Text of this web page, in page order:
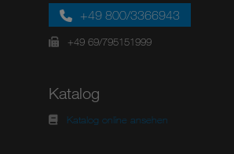
+49 800/3366943
+49 69/795151999
Katalog
Katalog online ansehen